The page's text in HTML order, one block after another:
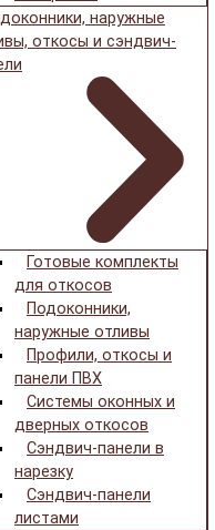
наружные
откосы и сэндвич-
Готовые комплекты
для откосов
Подоконники,
наружные отливы
Профили, откосы и
панели ПВХ
Системы оконных и
дверных откосов
Сэндвич-панели в
нарезку
Сэндвич-панели
листами